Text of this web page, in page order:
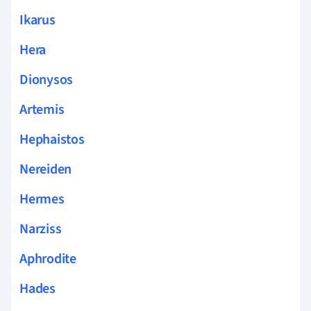
Ikarus
Hera
Dionysos
Artemis
Hephaistos
Nereiden
Hermes
Narziss
Aphrodite
Hades